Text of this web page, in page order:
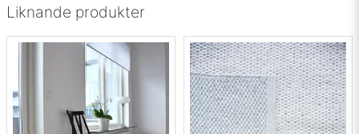
Liknande produkter